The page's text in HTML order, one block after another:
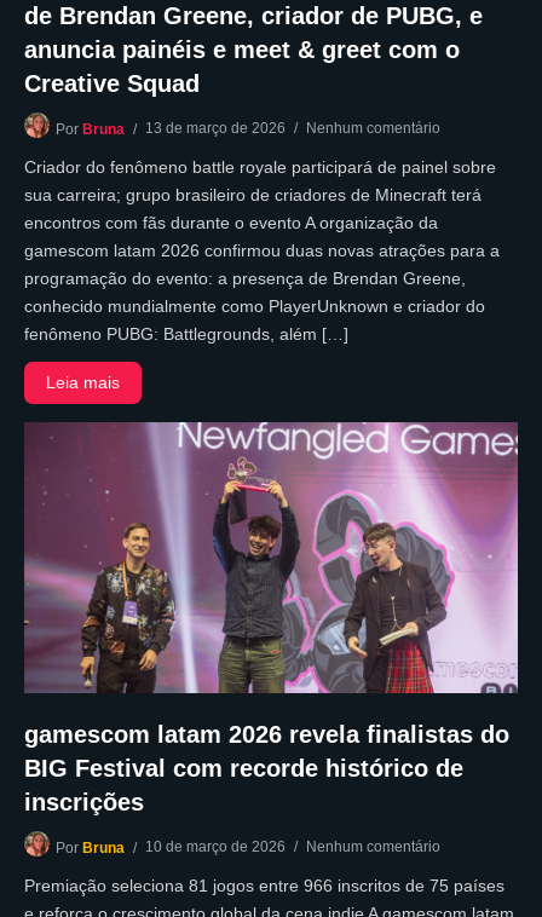
de Brendan Greene, criador de PUBG, e
anuncia painéis e meet & greet com o
Creative Squad
Por Bruna 13 de março de 2026 Nenhum comentário
Criador do fenômeno battle royale participará de painel sobre
sua carreira; grupo brasileiro de criadores de Minecraft terá
encontros com fãs durante o evento A organização da
gamescom latam 2026 confirmou duas novas atrações para a
programação do evento: a presença de Brendan Greene,
conhecido mundialmente como PlayerUnknown e criador do
fenômeno PUBG: Battlegrounds, além […]
Leia mais
gamescom latam 2026 revela finalistas do
BIG Festival com recorde histórico de
inscrições
Por Bruna 10 de março de 2026 Nenhum comentário
Premiação seleciona 81 jogos entre 966 inscritos de 75 países